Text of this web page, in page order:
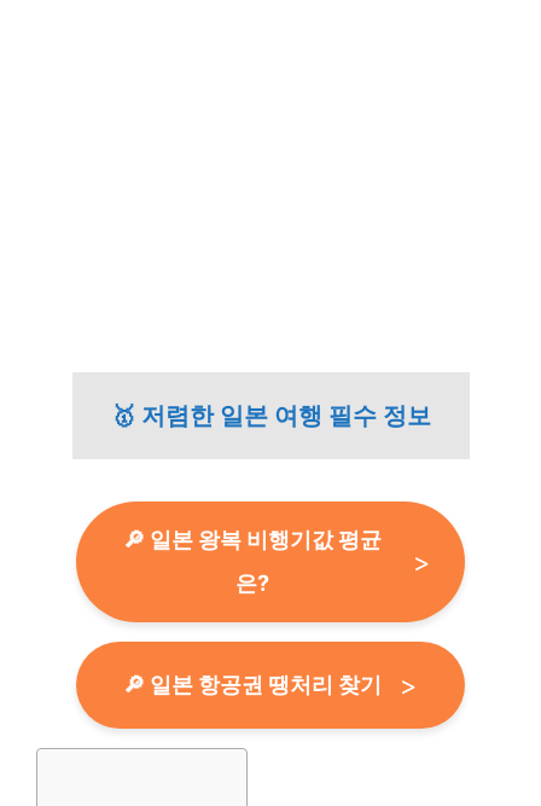
🥇 저렴한 일본 여행 필수 정보
🔎 일본 왕복 비행기값 평균
은?
🔎 일본 항공권 땡처리 찾기